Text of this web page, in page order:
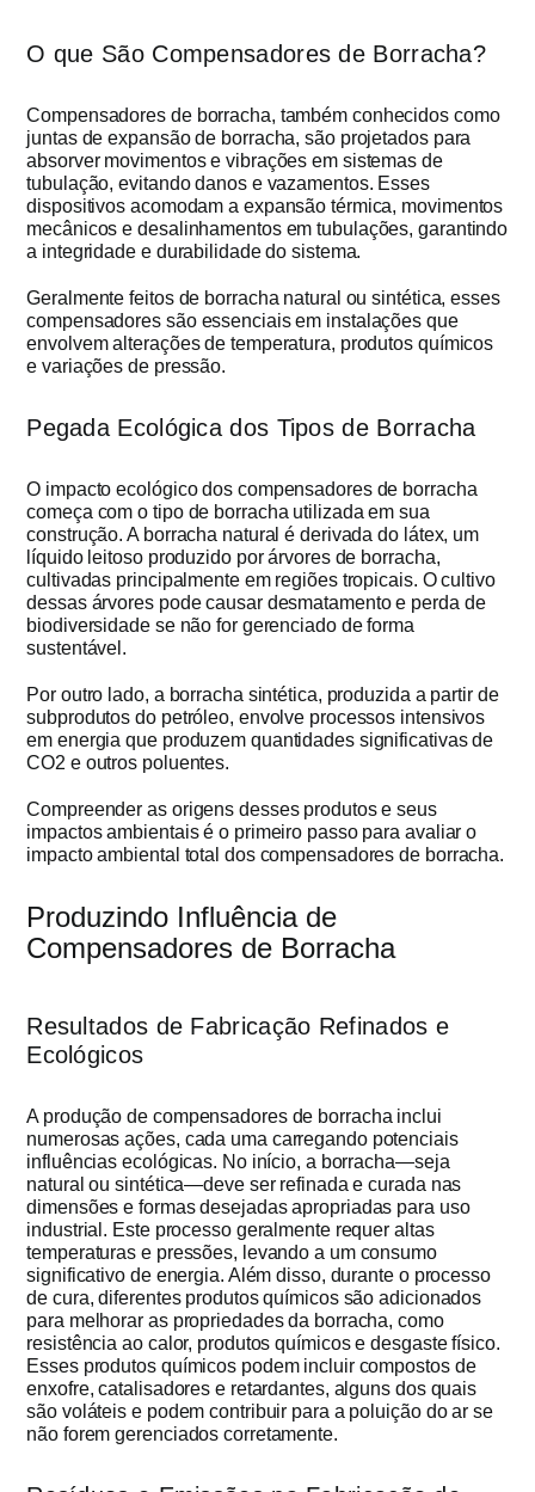
O que São Compensadores de Borracha?
Compensadores de borracha, também conhecidos como
juntas de expansão de borracha, são projetados para
absorver movimentos e vibrações em sistemas de
tubulação, evitando danos e vazamentos. Esses
dispositivos acomodam a expansão térmica, movimentos
mecânicos e desalinhamentos em tubulações, garantindo
a integridade e durabilidade do sistema.
Geralmente feitos de borracha natural ou sintética, esses
compensadores são essenciais em instalações que
envolvem alterações de temperatura, produtos químicos
e variações de pressão.
Pegada Ecológica dos Tipos de Borracha
O impacto ecológico dos compensadores de borracha
começa com o tipo de borracha utilizada em sua
construção. A borracha natural é derivada do látex, um
líquido leitoso produzido por árvores de borracha,
cultivadas principalmente em regiões tropicais. O cultivo
dessas árvores pode causar desmatamento e perda de
biodiversidade se não for gerenciado de forma
sustentável.
Por outro lado, a borracha sintética, produzida a partir de
subprodutos do petróleo, envolve processos intensivos
em energia que produzem quantidades significativas de
CO2 e outros poluentes.
Compreender as origens desses produtos e seus
impactos ambientais é o primeiro passo para avaliar o
impacto ambiental total dos compensadores de borracha.
Produzindo Influência de
Compensadores de Borracha
Resultados de Fabricação Refinados e
Ecológicos
A produção de compensadores de borracha inclui
numerosas ações, cada uma carregando potenciais
influências ecológicas. No início, a borracha—seja
natural ou sintética—deve ser refinada e curada nas
dimensões e formas desejadas apropriadas para uso
industrial. Este processo geralmente requer altas
temperaturas e pressões, levando a um consumo
significativo de energia. Além disso, durante o processo
de cura, diferentes produtos químicos são adicionados
para melhorar as propriedades da borracha, como
resistência ao calor, produtos químicos e desgaste físico.
Esses produtos químicos podem incluir compostos de
enxofre, catalisadores e retardantes, alguns dos quais
são voláteis e podem contribuir para a poluição do ar se
não forem gerenciados corretamente.